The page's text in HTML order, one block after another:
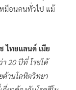
หมือนคนทั่วไป แม้
ไทยแลนด์ เมีย
า 20 ปีที่ โรชได้
านโลหิตวิทยา